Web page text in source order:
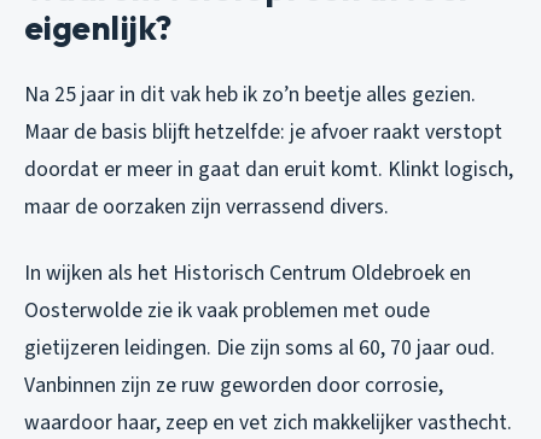
eigenlijk?
Na 25 jaar in dit vak heb ik zo’n beetje alles gezien.
Maar de basis blijft hetzelfde: je afvoer raakt verstopt
doordat er meer in gaat dan eruit komt. Klinkt logisch,
maar de oorzaken zijn verrassend divers.
In wijken als het Historisch Centrum Oldebroek en
Oosterwolde zie ik vaak problemen met oude
gietijzeren leidingen. Die zijn soms al 60, 70 jaar oud.
Vanbinnen zijn ze ruw geworden door corrosie,
waardoor haar, zeep en vet zich makkelijker vasthecht.